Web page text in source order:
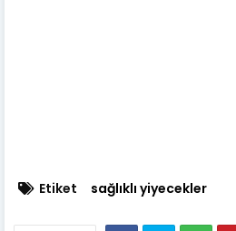
Etiket sağlıklı yiyecekler